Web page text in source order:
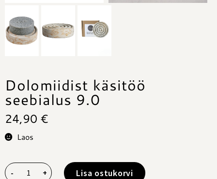
Dolomiidist käsitöö
seebialus 9.0
24,90 €
Laos
- + Lisa ostukorvi